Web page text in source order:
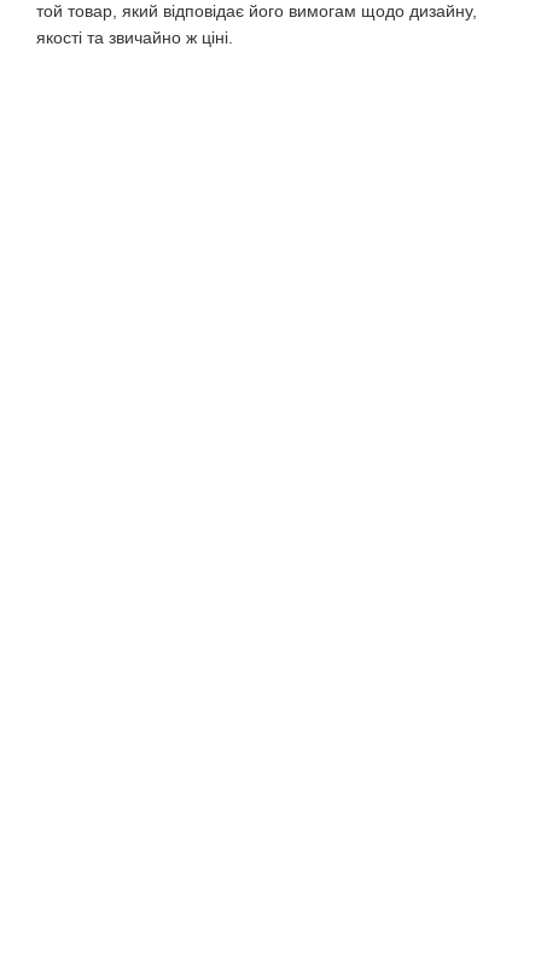
той товар, який відповідає його вимогам щодо дизайну,
якості та звичайно ж ціні.